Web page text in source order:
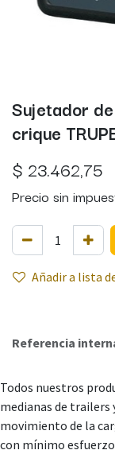
Sujetador
crique
$ 23.462,75
Precio sin
Añadir a lista
Referencia
Todos nuestros
medianas de trailers
movimiento de la
con mínimo